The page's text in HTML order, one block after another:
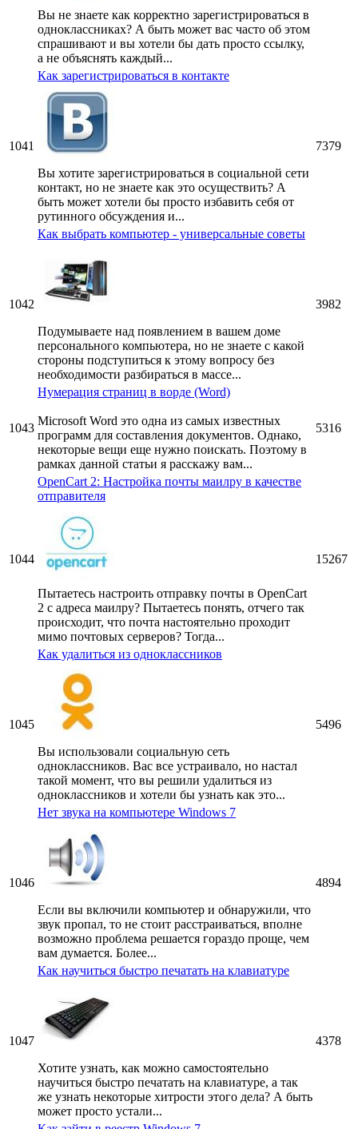
Вы не знаете как корректно зарегистрироваться в
одноклассниках? А быть может вас часто об этом
спрашивают и вы хотели бы дать просто ссылку,
а не объяснять каждый...
1041
Как зарегистрироваться в контакте
Вы хотите зарегистрироваться в социальной сети
контакт, но не знаете как это осуществить? А
быть может хотели бы просто избавить себя от
рутинного обсуждения и...
7379
1042
Как выбрать компьютер - универсальные советы
Подумываете над появлением в вашем доме
персонального компьютера, но не знаете с какой
стороны подступиться к этому вопросу без
необходимости разбираться в массе...
3982
1043
Нумерация страниц в ворде (Word)
Microsoft Word это одна из самых известных
программ для составления документов. Однако,
некоторые вещи еще нужно поискать. Поэтому в
рамках данной статьи я расскажу вам...
5316
1044
OpenCart 2: Настройка почты маилру в качестве
отправителя
Пытаетесь настроить отправку почты в OpenCart
2 с адреса маилру? Пытаетесь понять, отчего так
происходит, что почта настоятельно проходит
мимо почтовых серверов? Тогда...
15267
1045
Как удалиться из одноклассников
Вы использовали социальную сеть
одноклассников. Вас все устраивало, но настал
такой момент, что вы решили удалиться из
одноклассников и хотели бы узнать как это...
5496
1046
Нет звука на компьютере Windows 7
Если вы включили компьютер и обнаружили, что
звук пропал, то не стоит расстраиваться, вполне
возможно проблема решается гораздо проще, чем
вам думается. Более...
4894
1047
Как научиться быстро печатать на клавиатуре
Хотите узнать, как можно самостоятельно
научиться быстро печатать на клавиатуре, а так
же узнать некоторые хитрости этого дела? А быть
может просто устали...
4378